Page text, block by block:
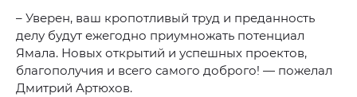
– Уверен, ваш кропотливый труд и преданность
делу будут ежегодно приумножать потенциал
Ямала. Новых открытий и успешных проектов,
благополучия и всего самого доброго! — пожелал
Дмитрий Артюхов.